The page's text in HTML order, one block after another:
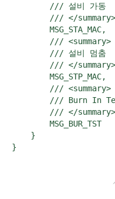
        /// 설비 가동
        /// </summary>
        MSG_STA_MAC,
        /// <summary>
        /// 설비 멈춤
        /// </summary>
        MSG_STP_MAC,
        /// <summary>
/// Burn In
        /// </summary>
        MSG_BUR_TST
    }